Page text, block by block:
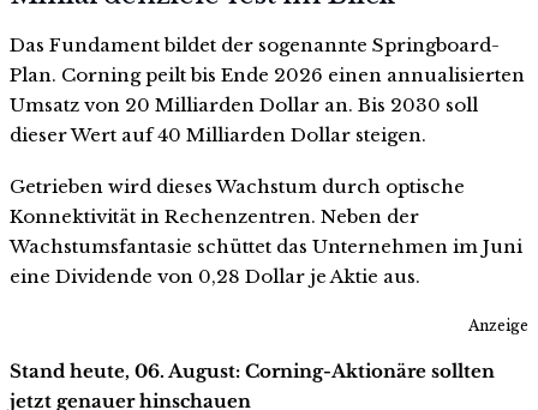
Das Fundament bildet der sogenannte Springboard-
Plan. Corning peilt bis Ende 2026 einen annualisierten
Umsatz von 20 Milliarden Dollar an. Bis 2030 soll
dieser Wert auf 40 Milliarden Dollar steigen.
Getrieben wird dieses Wachstum durch optische
Konnektivität in Rechenzentren. Neben der
Wachstumsfantasie schüttet das Unternehmen im Juni
eine Dividende von 0,28 Dollar je Aktie aus.
Anzeige
Stand heute, 06. August: Corning-Aktionäre sollten
jetzt genauer hinschauen